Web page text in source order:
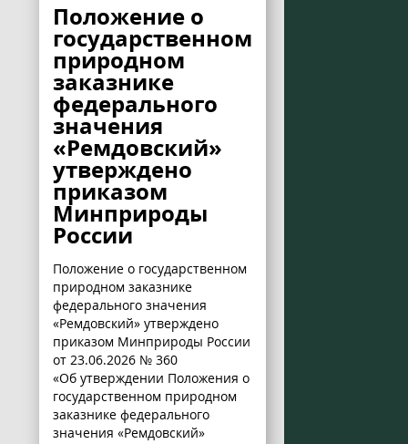
Положение о
государственном
природном
заказнике
федерального
значения
«Ремдовский»
утверждено
приказом
Минприроды
России
Положение о государственном
природном заказнике
федерального значения
«Ремдовский» утверждено
приказом Минприроды России
от 23.06.2026 № 360
«Об утверждении Положения о
государственном природном
заказнике федерального
значения «Ремдовский»